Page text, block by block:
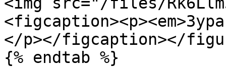
</p></figcaption></
{% endtab %}